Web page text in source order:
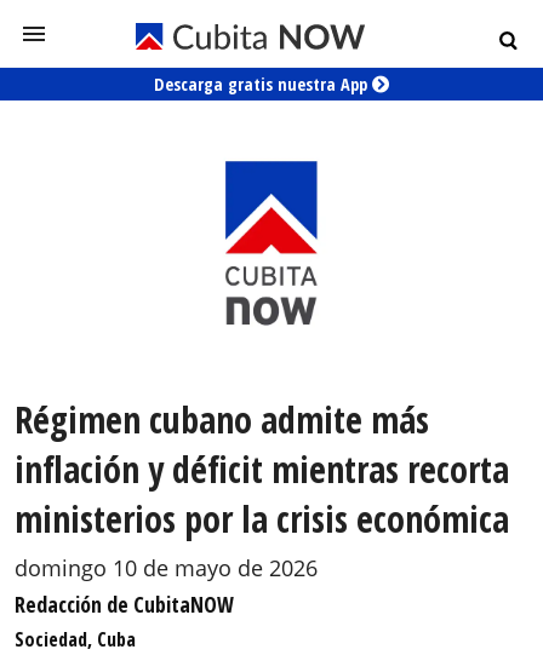
Descarga gratis nuestra App
Régimen cubano admite más
inflación y déficit mientras recorta
ministerios por la crisis económica
domingo 10 de mayo de 2026
Redacción de CubitaNOW
Sociedad, Cuba